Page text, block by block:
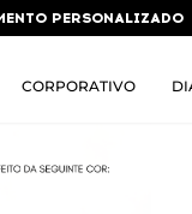
PERSONALIZADO
CORPORATIVO